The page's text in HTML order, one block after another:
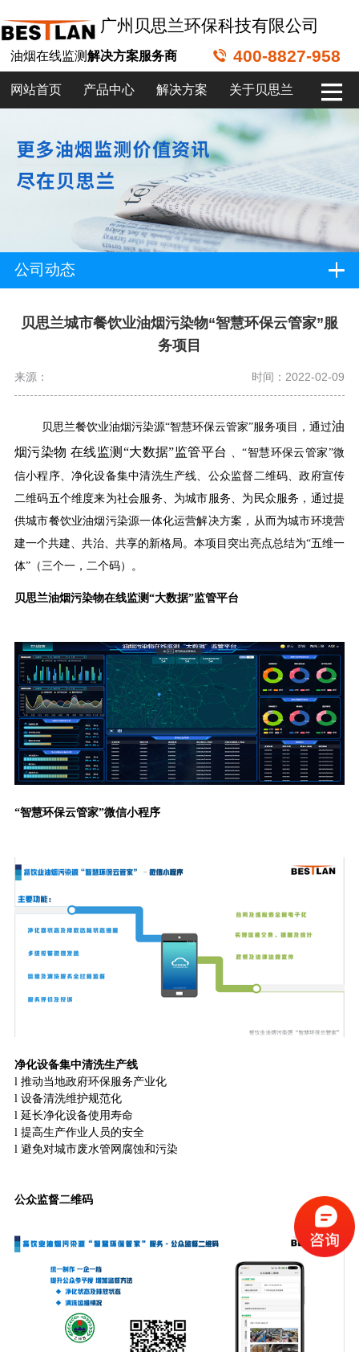
广州贝思兰环保科技有限公司
油烟在线监测解决方案服务商 400-8827-958
网站首页 产品中心 解决方案 关于贝思兰
公司动态
贝思兰城市餐饮业油烟污染物“智慧环保云管家”服
务项目
来源： 时间：2022-02-09
贝思兰餐饮业油烟污染源“智慧环保云管家”服务项目，通过油
烟污染物 在线监测 “大数据”监管平台 、“智慧环保云管家”微
信小程序、净化设备集中清洗生产线、公众监督二维码、政府宣传
二维码五个维度来为社会服务、为城市服务、为民众服务，通过提
供城市餐饮业油烟污染源一体化运营解决方案，从而为城市环境营
建一个共建、共治、共享的新格局。本项目突出亮点总结为“五维一
体”（三个一，二个码）。
贝思兰油烟污染物在线监测“大数据”监管平台
“智慧环保云管家”微信小程序
净化设备集中清洗生产线
l 推动当地政府环保服务产业化
l 设备清洗维护规范化
l 延长净化设备使用寿命
l 提高生产作业人员的安全
l 避免对城市废水管网腐蚀和污染
公众监督二维码